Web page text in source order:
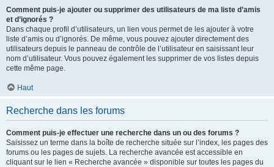
Comment puis-je ajouter ou supprimer des utilisateurs de ma liste d’amis
et d’ignorés ?
Dans chaque profil d’utilisateurs, un lien vous permet de les ajouter à votre
liste d’amis ou d’ignorés. De même, vous pouvez ajouter directement des
utilisateurs depuis le panneau de contrôle de l’utilisateur en saisissant leur
nom d’utilisateur. Vous pouvez également les supprimer de vos listes depuis
cette même page.
Haut
Recherche dans les forums
Comment puis-je effectuer une recherche dans un ou des forums ?
Saisissez un terme dans la boîte de recherche située sur l’index, les pages des
forums ou les pages de sujets. La recherche avancée est accessible en
cliquant sur le lien « Recherche avancée » disponible sur toutes les pages du